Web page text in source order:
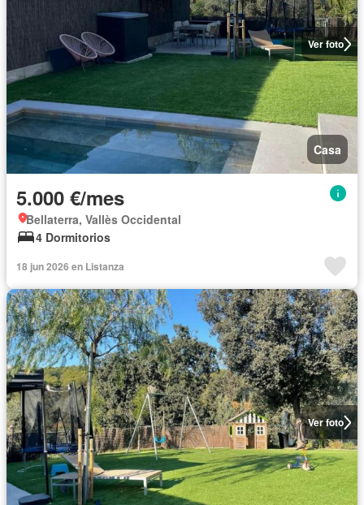
Ver foto
Casa
5.000 €/mes
Bellaterra, Vallès Occidental
4 Dormitorios
18 jun 2026 en Listanza
Ver foto